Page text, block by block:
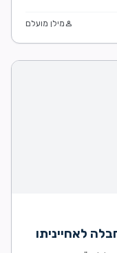
personמילן מועלם
לאחייניתו